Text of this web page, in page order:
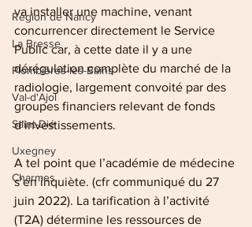
Région de Nancy
La Bresse
Plombières-les-Bains
Val-d'Ajol
Saint-Dié
Uxegney
Charmes
va installer une machine, venant
concurrencer directement le Service
Public car, à cette date il y a une
dérégulation complète du marché de la
radiologie, largement convoité par des
groupes financiers relevant de fonds
d’investissements.
A tel point que l’académie de médecine
s’en inquiète. (cfr communiqué du 27
juin 2022). La tarification à l’activité
(T2A) détermine les ressources de